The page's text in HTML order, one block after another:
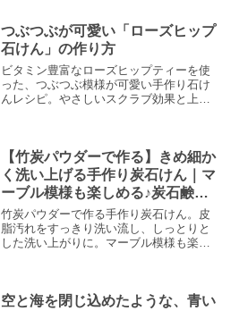
つぶつぶが可愛い「ローズヒップ
石けん」の作り方
ビタミン豊富なローズヒップティーを使
った、つぶつぶ模様が可愛い手作り石け
んレシピ。やさしいスクラブ効果と上品
【竹炭パウダーで作る】きめ細か
く洗い上げる手作り炭石けん｜マ
ーブル模様も楽しめる♪炭石鹸の
作り方
竹炭パウダーで作る手作り炭石けん。皮
脂汚れをすっきり洗い流し、しっとりと
した洗い上がりに。マーブル模様も楽し
空と海を閉じ込めたような、青い